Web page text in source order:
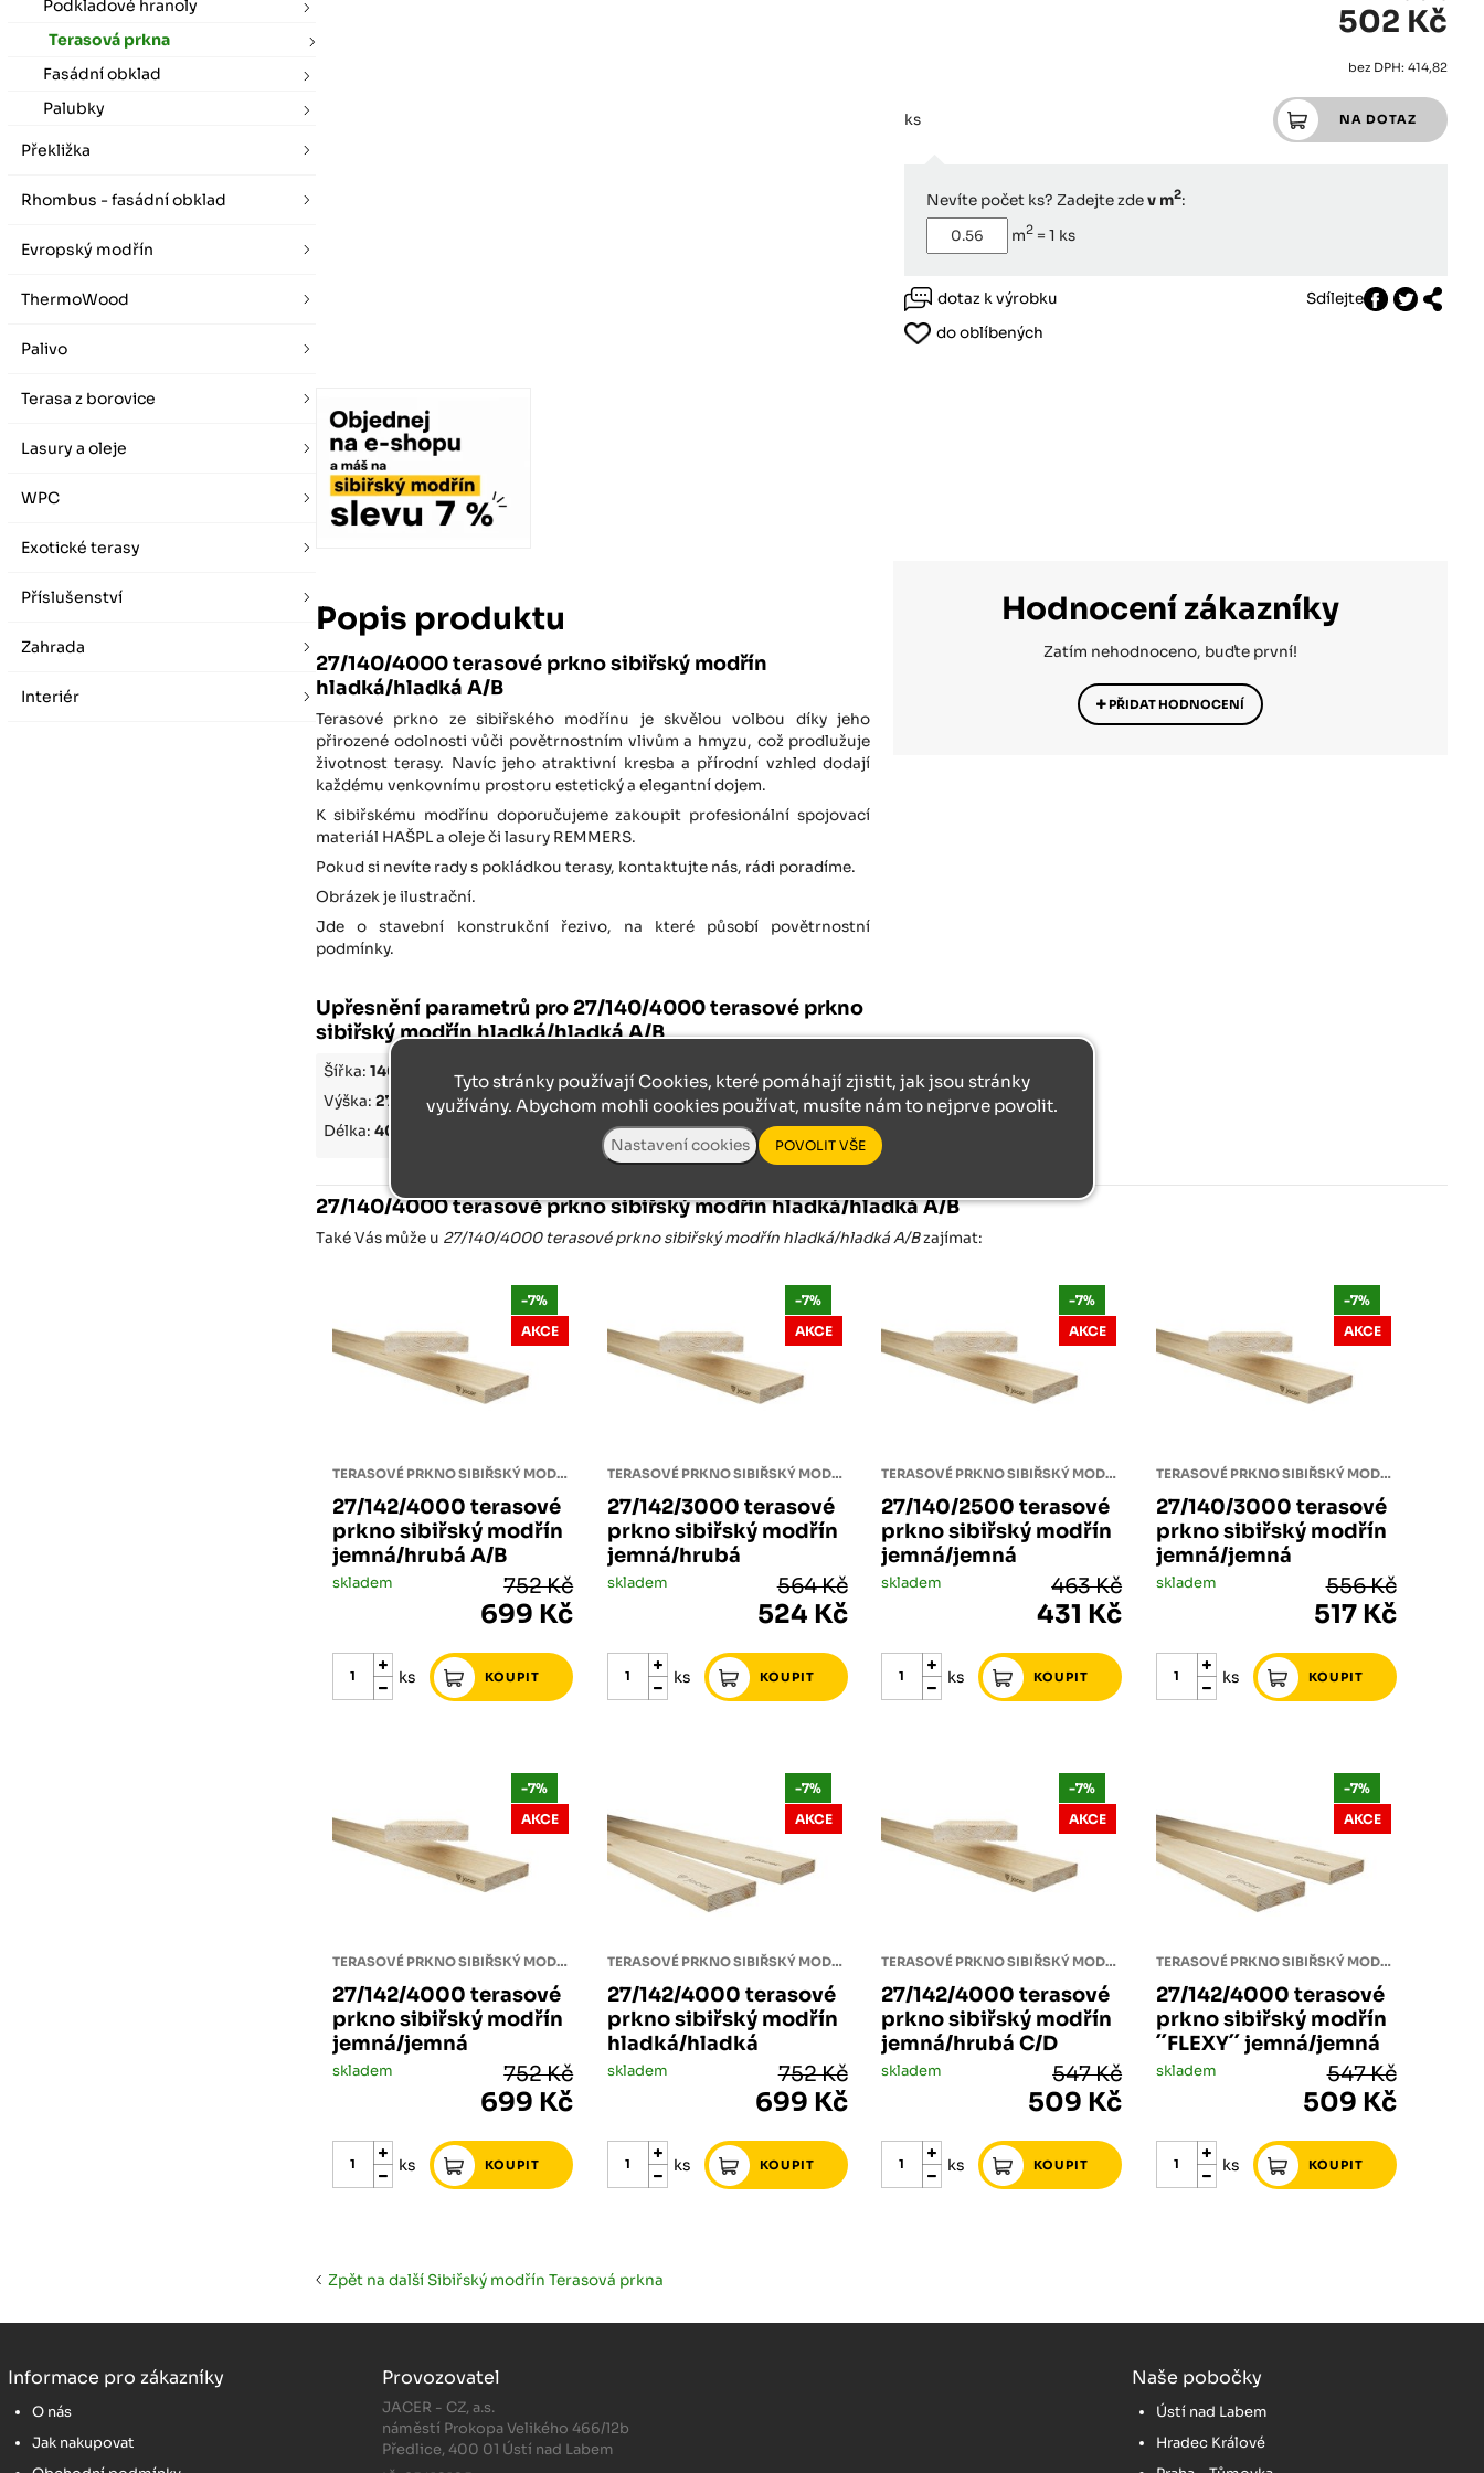
502 Kč
bez DPH: 414,82
ks
Nevíte počet ks? Zadejte zdev m2:
m2= 1 ks
dotaz k výrobku
Sdílejte
do oblíbených
Popis produktu
27/140/4000 terasové prkno sibiřský modřín
hladká/hladká A/B
Terasové prkno ze sibiřského modřínu je skvělou volbou díky jeho
přirozené odolnosti vůči povětrnostním vlivům a hmyzu, což prodlužuje
životnost terasy. Navíc jeho atraktivní kresba a přírodní vzhled dodají
každému venkovnímu prostoru estetický a elegantní dojem.
K sibiřskému modřínu doporučujeme zakoupit profesionální spojovací
materiál HAŠPL a oleje či lasury REMMERS.
Pokud si nevíte rady s pokládkou terasy, kontaktujte nás, rádi poradíme.
Obrázek je ilustrační.
Jde o stavební konstrukční řezivo, na které působí povětrnostní
podmínky.
Upřesnění parametrů pro 27/140/4000 terasové prkno
sibiřský modřín hladká/hladká A/B
Šířka:140 mm
Výška:27 mm
Délka:4000 mm
Hodnocení zákazníky
Zatím nehodnoceno, buďte první!
PŘIDAT HODNOCENÍ
27/140/4000 terasové prkno sibiřský modřín hladká/hladká A/B
Také Vás může u 27/140/4000 terasové prkno sibiřský modřín hladká/hladká A/Bzajímat:
TERASOVÉ PRKNO SIBIŘSKÝ MODŘÍN
27/142/4000 terasové
prkno sibiřský modřín
jemná/hrubá A/B
-7%
AKCE
skladem 752 Kč
699 Kč
ks
TERASOVÉ PRKNO SIBIŘSKÝ MODŘÍN
27/142/3000 terasové
prkno sibiřský modřín
jemná/hrubá
-7%
AKCE
skladem 564 Kč
524 Kč
ks
TERASOVÉ PRKNO SIBIŘSKÝ MODŘÍN
27/140/2500 terasové
prkno sibiřský modřín
jemná/jemná
-7%
AKCE
skladem 463 Kč
431 Kč
ks
TERASOVÉ PRKNO SIBIŘSKÝ MODŘÍN
27/140/3000 terasové
prkno sibiřský modřín
jemná/jemná
-7%
AKCE
skladem 556 Kč
517 Kč
ks
TERASOVÉ PRKNO SIBIŘSKÝ MODŘÍN
27/142/4000 terasové
prkno sibiřský modřín
jemná/jemná
-7%
AKCE
skladem 752 Kč
699 Kč
ks
TERASOVÉ PRKNO SIBIŘSKÝ MODŘÍN
27/142/4000 terasové
prkno sibiřský modřín
hladká/hladká
-7%
AKCE
skladem 752 Kč
699 Kč
ks
TERASOVÉ PRKNO SIBIŘSKÝ MODŘÍN
27/142/4000 terasové
prkno sibiřský modřín
jemná/hrubá C/D
-7%
AKCE
skladem 547 Kč
509 Kč
ks
TERASOVÉ PRKNO SIBIŘSKÝ MODŘÍN
27/142/4000 terasové
prkno sibiřský modřín
´´FLEXY´´ jemná/jemná
-7%
AKCE
skladem 547 Kč
509 Kč
ks
Zpět na další Sibiřský modřín Terasová prkna
Podkladové hranoly
Terasová prkna
Fasádní obklad
Palubky
Překližka
Rhombus - fasádní obklad
Evropský modřín
ThermoWood
Palivo
Terasa z borovice
Lasury a oleje
WPC
Exotické terasy
Příslušenství
Zahrada
Interiér
Po-Pá 07:00 - 16:00, So 08:00 - 12:00 (ne Liberec)
Po-Pá 08:00 - 16:00, So 08:00 - 12:00 (ne Liberec)
Informace pro zákazníky
O nás
Jak nakupovat
Provozovatel
JACER - CZ, a.s.
náměstí Prokopa Velikého 466/12b
Předlice, 400 01 Ústí nad Labem
Naše pobočky
Ústí nad Labem
Hradec Králové
Tyto stránky používají Cookies, které pomáhají zjistit, jak jsou stránky
využívány. Abychom mohli cookies používat, musíte nám to nejprve povolit.